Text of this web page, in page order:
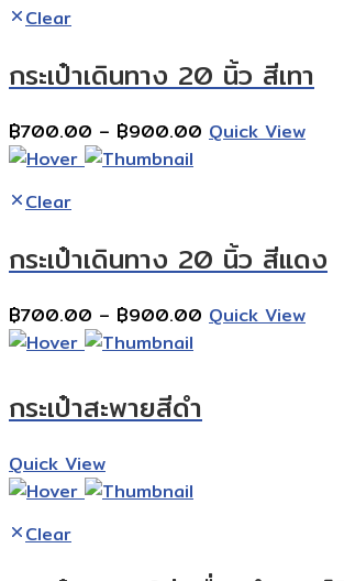
฿70.00
Clear
กระเป๋าเดินทาง 20 นิ้ว สีเทา
฿700.00 – ฿900.00 Price
฿900.00
Quick View
Clear
กระเป๋าเดินทาง 20 นิ้ว สีแดง
฿700.00 – ฿900.00 Price
฿900.00
Quick View
กระเป๋าสะพายสีดำ
Quick View
Clear